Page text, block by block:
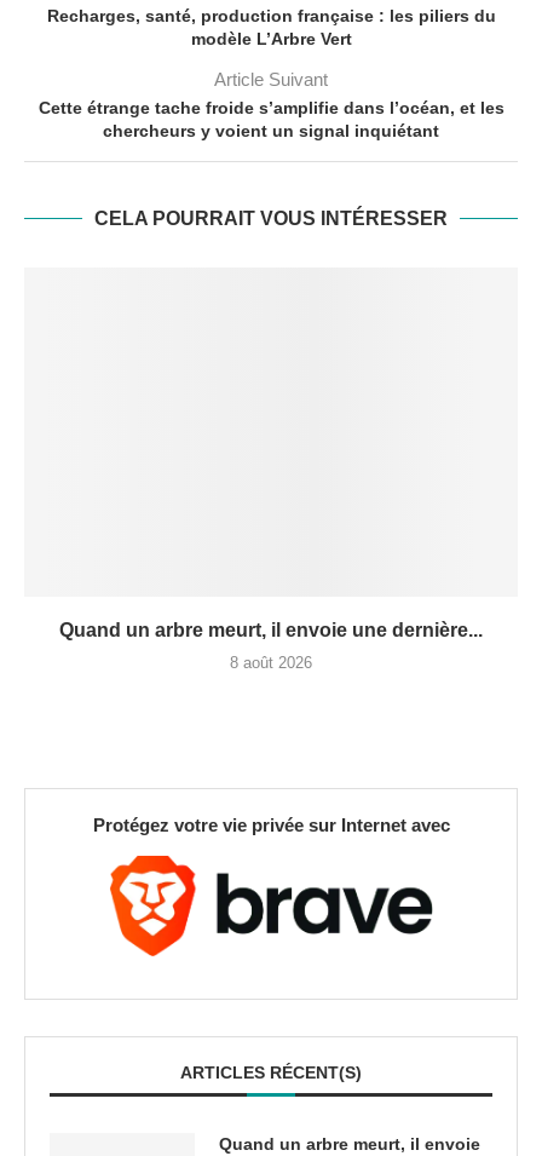
Recharges, santé, production française : les piliers du
modèle L’Arbre Vert
Article Suivant
Cette étrange tache froide s’amplifie dans l’océan, et les
chercheurs y voient un signal inquiétant
CELA POURRAIT VOUS INTÉRESSER
Quand un arbre meurt, il envoie une dernière...
8 août 2026
Protégez votre vie privée sur Internet avec
ARTICLES RÉCENT(S)
Quand un arbre meurt, il envoie